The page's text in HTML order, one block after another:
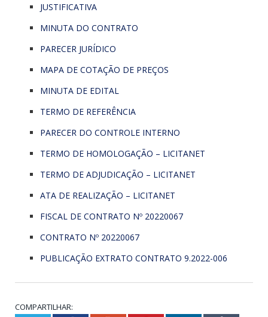
JUSTIFICATIVA
MINUTA DO CONTRATO
PARECER JURÍDICO
MAPA DE COTAÇÃO DE PREÇOS
MINUTA DE EDITAL
TERMO DE REFERÊNCIA
PARECER DO CONTROLE INTERNO
TERMO DE HOMOLOGAÇÃO – LICITANET
TERMO DE ADJUDICAÇÃO – LICITANET
ATA DE REALIZAÇÃO – LICITANET
FISCAL DE CONTRATO Nº 20220067
CONTRATO Nº 20220067
PUBLICAÇÃO EXTRATO CONTRATO 9.2022-006
COMPARTILHAR: